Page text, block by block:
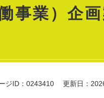
事業）企
ジID：0243410 更新日：